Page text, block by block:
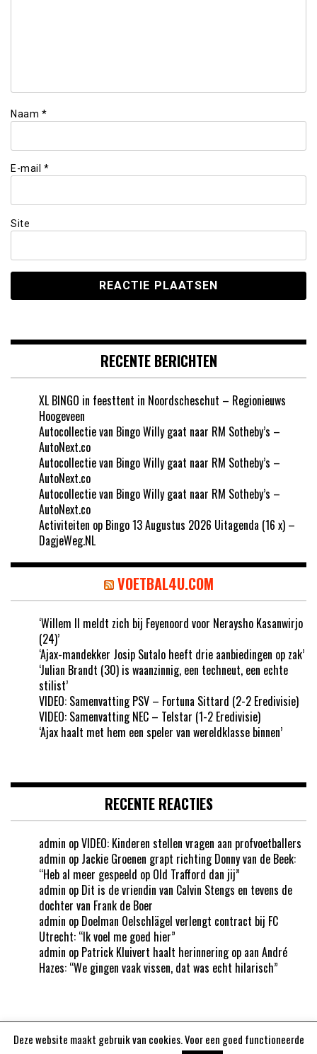
Naam *
E-mail *
Site
RECENTE BERICHTEN
XL BINGO in feesttent in Noordscheschut – Regionieuws
Hoogeveen
Autocollectie van Bingo Willy gaat naar RM Sotheby’s –
AutoNext.co
Autocollectie van Bingo Willy gaat naar RM Sotheby’s –
AutoNext.co
Autocollectie van Bingo Willy gaat naar RM Sotheby’s –
AutoNext.co
Activiteiten op Bingo 13 Augustus 2026 Uitagenda (16 x) –
DagjeWeg.NL
VOETBAL4U.COM
‘Willem II meldt zich bij Feyenoord voor Neraysho Kasanwirjo
(24)’
‘Ajax-mandekker Josip Sutalo heeft drie aanbiedingen op zak’
‘Julian Brandt (30) is waanzinnig, een techneut, een echte
stilist’
VIDEO: Samenvatting PSV – Fortuna Sittard (2-2 Eredivisie)
VIDEO: Samenvatting NEC – Telstar (1-2 Eredivisie)
‘Ajax haalt met hem een speler van wereldklasse binnen’
RECENTE REACTIES
admin opVIDEO: Kinderen stellen vragen aan profvoetballers
admin op Jackie Groenen grapt richting Donny van de Beek:
“Heb al meer gespeeld op Old Trafford dan jij”
admin op Dit is de vriendin van Calvin Stengs en tevens de
dochter van Frank de Boer
admin op Doelman Oelschlägel verlengt contract bij FC
Utrecht: “Ik voel me goed hier”
admin op Patrick Kluivert haalt herinnering op aan André
Hazes: “We gingen vaak vissen, dat was echt hilarisch”
Deze website maakt gebruik van cookies. Voor een goed functioneerde